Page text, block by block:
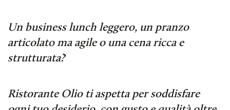
Un business lunch leggero, un pranzo
articolato ma agile o una cena ricca e
strutturata?
Ristorante Olio ti aspetta per soddisfare